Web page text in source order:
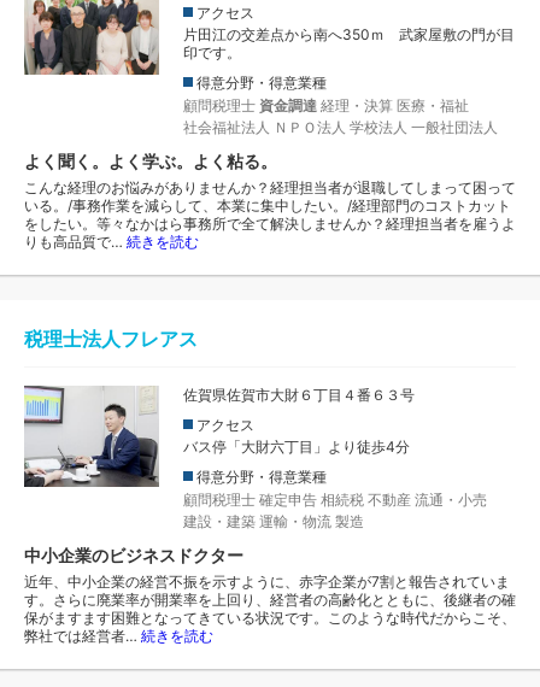
アクセス
片田江の交差点から南へ350ｍ 武家屋敷の門が目
印です。
得意分野・得意業種
顧問税理士 資金調達 経理・決算 医療・福祉
社会福祉法人 ＮＰＯ法人 学校法人 一般社団法人
よく聞く。よく学ぶ。よく粘る。
こんな経理のお悩みがありませんか？経理担当者が退職してしまって困って
いる。/事務作業を減らして、本業に集中したい。/経理部門のコストカット
をしたい。等々なかはら事務所で全て解決しませんか？経理担当者を雇うよ
りも高品質で… 続きを読む
税理士法人フレアス
佐賀県佐賀市大財６丁目４番６３号
アクセス
バス停「大財六丁目」より徒歩4分
得意分野・得意業種
顧問税理士 確定申告 相続税 不動産 流通・小売
建設・建築 運輸・物流 製造
中小企業のビジネスドクター
近年、中小企業の経営不振を示すように、赤字企業が7割と報告されていま
す。さらに廃業率が開業率を上回り、経営者の高齢化とともに、後継者の確
保がますます困難となってきている状況です。このような時代だからこそ、
弊社では経営者… 続きを読む